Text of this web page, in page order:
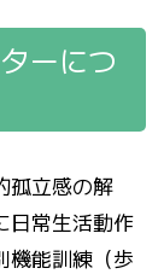
ーにつ
孤立感の解
日常生活動作
機能訓練（歩